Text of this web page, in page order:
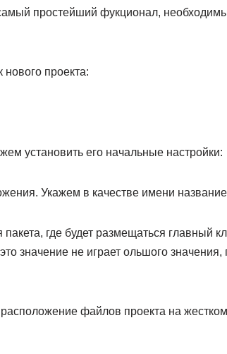
простейший фукционал,
нового проекта:
установить его начальные настройки:
Укажем в качестве имени
где будет размещаться главный
значение не играет ольшого значения,
файлов проекта на